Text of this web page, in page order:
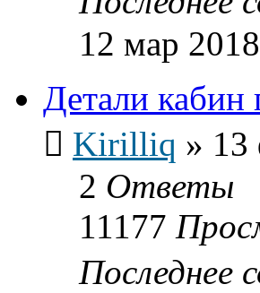
12 мар
Детали кабин
Kirilliq » 13
2 Ответы
11177
Последнее